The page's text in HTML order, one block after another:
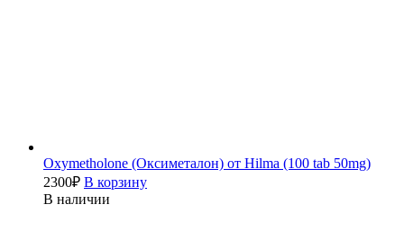
Oxymetholone (Оксиметалон) от Hilma (100 tab 50mg)
2300₽ В корзину
В наличии